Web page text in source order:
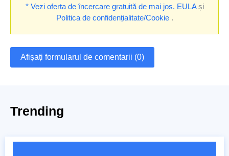
* Vezi oferta de încercare gratuită de mai jos. EULAși
Politica de confidențialitate/Cookie.
Afișați formularul de comentarii (0)
Trending